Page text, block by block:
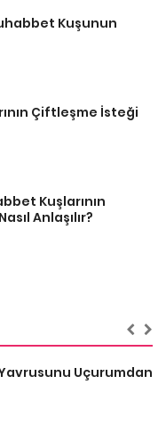
Kuşunun
Çiftleşme İsteği
Kuşlarının
Anlaşılır?
Uçurumdan